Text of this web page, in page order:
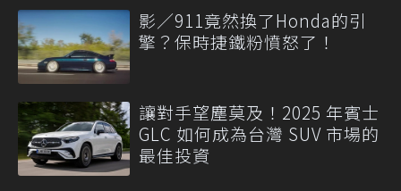
影／911竟然換了Honda的引
擎？保時捷鐵粉憤怒了！
讓對手望塵莫及！2025 年賓士
GLC 如何成為台灣 SUV 市場的
最佳投資